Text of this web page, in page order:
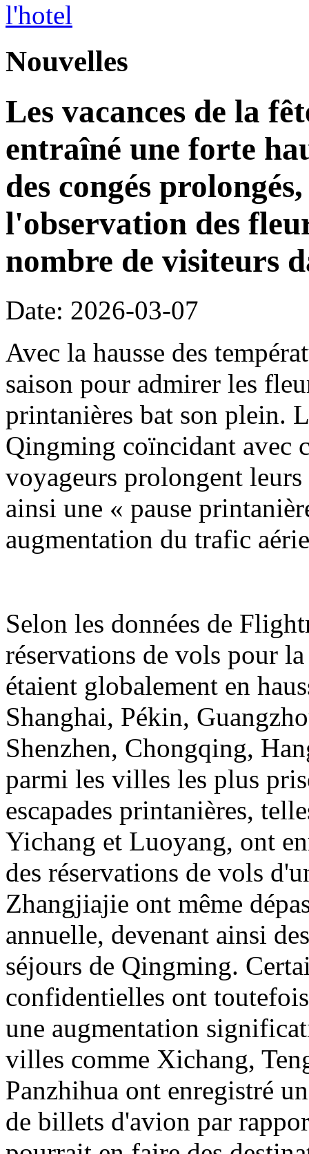
Nouvelles
Les vacances de la
entraîné une forte
des congés
l'observation des
nombre de visiteurs
Date: 2026-03-07
Avec la hausse des
saison pour admirer les
printanières bat son plein.
Qingming coïncidant avec
voyageurs prolongent
ainsi une « pause
augmentation du trafic
Selon les données de
réservations de vols pour
étaient globalement en
Shanghai, Pékin,
Shenzhen, Chongqing,
parmi les villes les plus
escapades printanières,
Yichang et Luoyang, ont
des réservations de vols
Zhangjiajie ont même
annuelle, devenant ainsi
séjours de Qingming.
confidentielles ont
une augmentation
villes comme Xichang,
Panzhihua ont enregistré
de billets d'avion par